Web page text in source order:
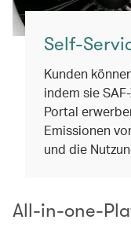
Self-
Kunden
indem sie
Portal
Emissionen
und die
All-in-one-